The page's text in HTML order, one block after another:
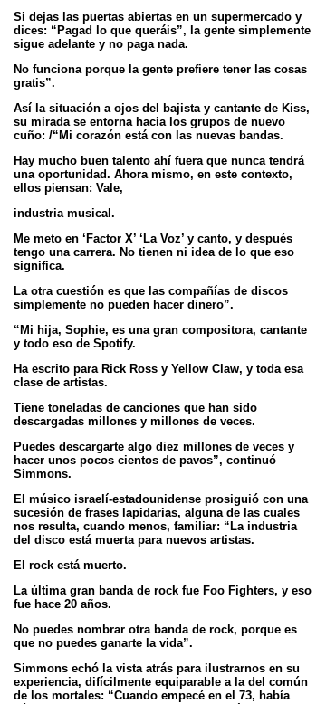
Si dejas las puertas abiertas en un supermercado y
dices: “Pagad lo que queráis”, la gente simplemente
sigue adelante y no paga nada.
No funciona porque la gente prefiere tener las cosas
gratis”.
Así la situación a ojos del bajista y cantante de Kiss,
su mirada se entorna hacia los grupos de nuevo
cuño: /“Mi corazón está con las nuevas bandas.
Hay mucho buen talento ahí fuera que nunca tendrá
una oportunidad. Ahora mismo, en este contexto,
ellos piensan: Vale,
industria musical.
Me meto en ‘Factor X’ ‘La Voz’ y canto, y después
tengo una carrera. No tienen ni idea de lo que eso
significa.
La otra cuestión es que las compañías de discos
simplemente no pueden hacer dinero”.
“Mi hija, Sophie, es una gran compositora, cantante
y todo eso de Spotify.
Ha escrito para Rick Ross y Yellow Claw, y toda esa
clase de artistas.
Tiene toneladas de canciones que han sido
descargadas millones y millones de veces.
Puedes descargarte algo diez millones de veces y
hacer unos pocos cientos de pavos”, continuó
Simmons.
El músico israelí-estadounidense prosiguió con una
sucesión de frases lapidarias, alguna de las cuales
nos resulta, cuando menos, familiar: “La industria
del disco está muerta para nuevos artistas.
El rock está muerto.
La última gran banda de rock fue Foo Fighters, y eso
fue hace 20 años.
No puedes nombrar otra banda de rock, porque es
que no puedes ganarte la vida”.
Simmons echó la vista atrás para ilustrarnos en su
experiencia, difícilmente equiparable a la del común
de los mortales: “Cuando empecé en el 73, había